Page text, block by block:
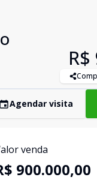
Agendar visita
venda
900.000,00